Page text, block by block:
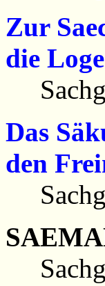
Zur
die
Das
den